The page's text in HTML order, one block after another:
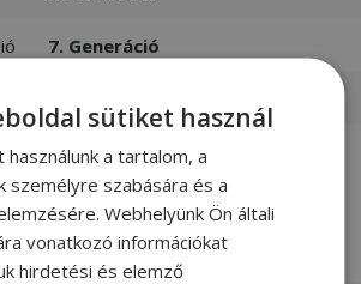
7. Generáció
256GB (M.2) SSD
sütiket használ
használunk a tartalom, a
személyre szabására és a
Webhelyünk Ön általi
vonatkozó információkat
hirdetési és elemző